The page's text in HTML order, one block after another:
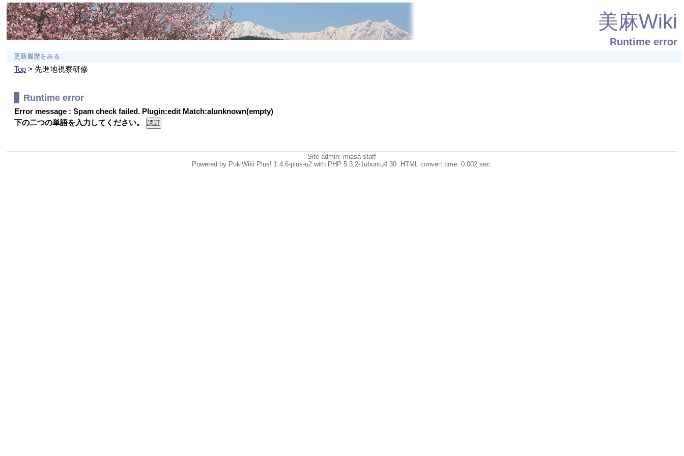
美麻Wiki
Runtime error
更新履歴をみる
Top > 先進地視察研修
Runtime error
Error message : Spam check failed. Plugin:edit Match:alunknown(empty)
下の二つの単語を入力してください。
Site admin: miasa-staff
Powered by PukiWiki Plus! 1.4.6-plus-u2 with PHP 5.3.2-1ubuntu4.30. HTML convert time: 0.002 sec.